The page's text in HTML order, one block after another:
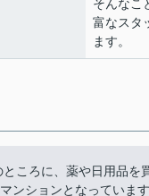
そんなこ
富なスタ
ます。
ころに、薬や日用品を
ンションとなっていま